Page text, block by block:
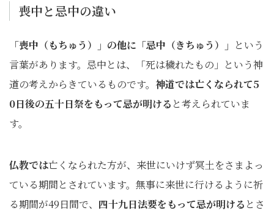
喪中と忌中の違い
「喪中（もちゅう）」の他に「忌中（きちゅう）」 という
言葉があります。忌中とは、「死は穢れたもの」という神
道の考えからきているものです。 神道では亡くなられて5
0日後の五十日祭をもって忌が明ける と考えられていま
す。
仏教では亡くなられた方が、来世にいけず冥土をさまよっ
ている期間とされています。無事に来世に行けるように祈
る期間が49日間で、 四十九日法要をもって忌が明ける とさ